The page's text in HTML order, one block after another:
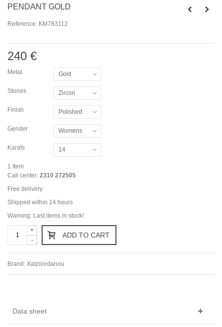
PENDANT GOLD
Reference: KM783112
240 €
Metal Gold
Stones Zircon
Finish Polished
Gender Womens
Karats 14
1 Item
Call center: 2310 272505
Free delivery
Shipped within 24 hours
Warning: Last items in stock!
-
+
ADD TO CART
Brand: Xatziiordanou
Data sheet